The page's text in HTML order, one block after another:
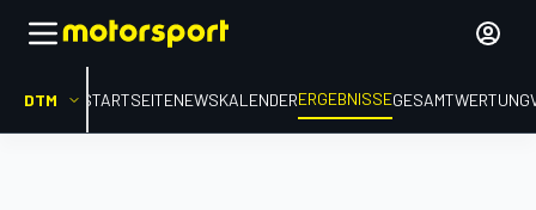
DTM STARTSEITENEWSKALENDERERGEBNISSEGESAMTWERTUNG